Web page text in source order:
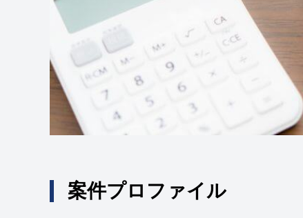
案件プロファイル